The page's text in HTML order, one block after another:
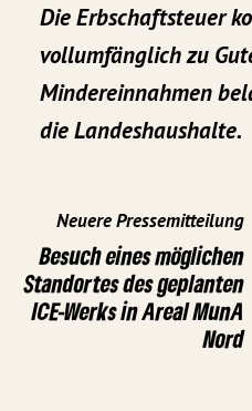
Die Erbschaftsteuer
vollumfänglich zu
Mindereinnahmen
die Landeshaushalte.
Neuere Pressemitteilung
Besuch eines möglichen
Standortes des geplanten
ICE-Werks in Areal MunA
Nord